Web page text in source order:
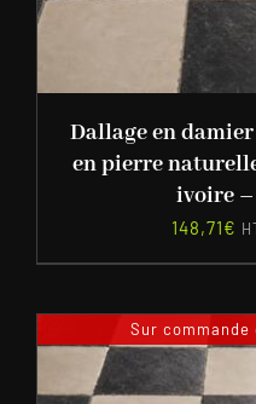
Dallage en
en pierre
ivoire
148,71€
Sur commande